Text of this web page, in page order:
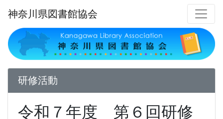
神奈川県図書館協会
研修活動
令和７年度 第６回研修